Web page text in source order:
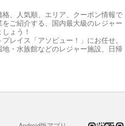
、人気順、エリア、クーポン情報で
ご紹介する、国内最大級のレジャー
ょう！
レイス「アソビュー！」にお任せ。
・水族館などのレジャー施設、日帰